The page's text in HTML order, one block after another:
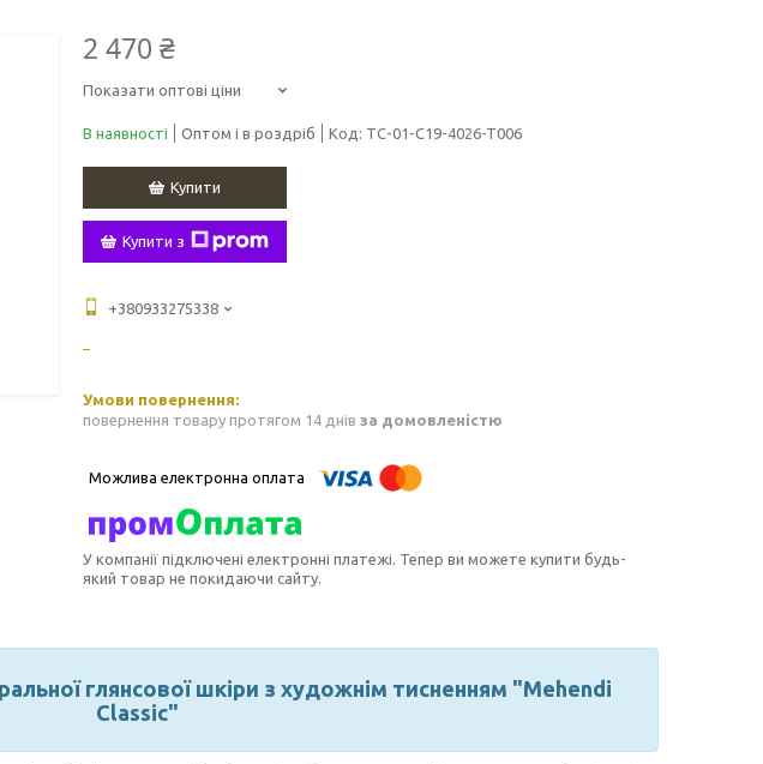
2 470 ₴
Показати оптові ціни
В наявності Оптом і в роздріб Код: TC-01-C19-4026-T006
Купити
Купити з
+380933275338
повернення товару протягом 14 днів за домовленістю
У компанії підключені електронні платежі. Тепер ви можете купити будь-
який товар не покидаючи сайту.
глянсової шкіри з художнім тисненням "Mehendi
Classic"